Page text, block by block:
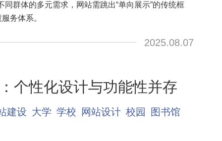
同群体的多元需求，网站需跳出“单向展示”的传统框
务体系。
2025.08.07
个性化设计与功能性并存
建设 大学 学校 网站设计 校园 图书馆